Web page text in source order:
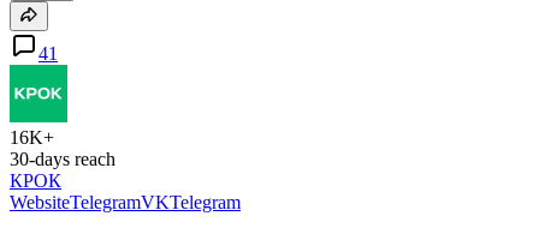
41
16K+
30-days reach
КРОК
WebsiteTelegramVKTelegram